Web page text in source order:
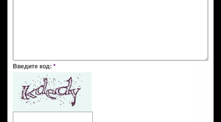
Введите код: *